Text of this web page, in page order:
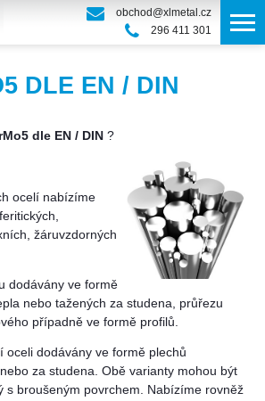
obchod@xlmetal.cz
296 411 301
DLE EN / DIN
dle EN / DIN ?
ocelí nabízíme
žáruvzdorných
dodávány ve formě
nebo tažených za studena, průřezu
případně ve formě profilů.
oceli dodávány ve formě plechů
za studena. Obě varianty mohou být
s broušeným povrchem. Nabízíme rovněž